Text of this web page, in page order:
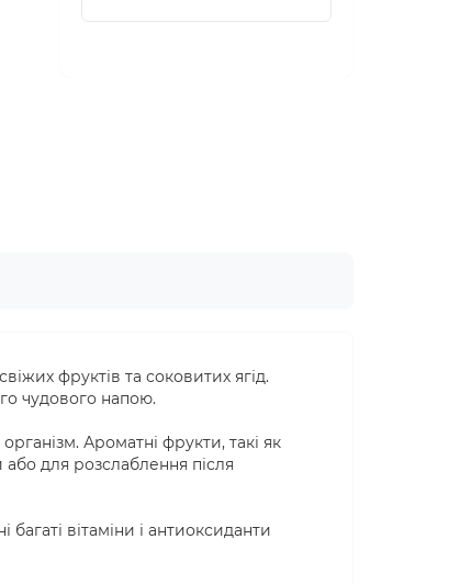
фруктів та соковитих ягід.
чудового напою.
Ароматні фрукти, такі як
для розслаблення після
вітаміни і антиоксиданти